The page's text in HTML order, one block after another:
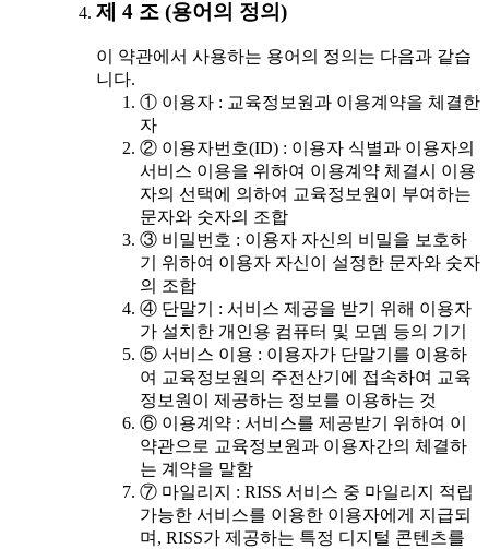
제 4 조 (용어의 정의)
이 약관에서 사용하는 용어의 정의는 다음과 같습
니다.
① 이용자 : 교육정보원과 이용계약을 체결한
자
② 이용자번호(ID) : 이용자 식별과 이용자의
서비스 이용을 위하여 이용계약 체결시 이용
자의 선택에 의하여 교육정보원이 부여하는
문자와 숫자의 조합
③ 비밀번호 : 이용자 자신의 비밀을 보호하
기 위하여 이용자 자신이 설정한 문자와 숫자
의 조합
④ 단말기 : 서비스 제공을 받기 위해 이용자
가 설치한 개인용 컴퓨터 및 모뎀 등의 기기
⑤ 서비스 이용 : 이용자가 단말기를 이용하
여 교육정보원의 주전산기에 접속하여 교육
정보원이 제공하는 정보를 이용하는 것
⑥ 이용계약 : 서비스를 제공받기 위하여 이
약관으로 교육정보원과 이용자간의 체결하
는 계약을 말함
⑦ 마일리지 : RISS 서비스 중 마일리지 적립
가능한 서비스를 이용한 이용자에게 지급되
며, RISS가 제공하는 특정 디지털 콘텐츠를